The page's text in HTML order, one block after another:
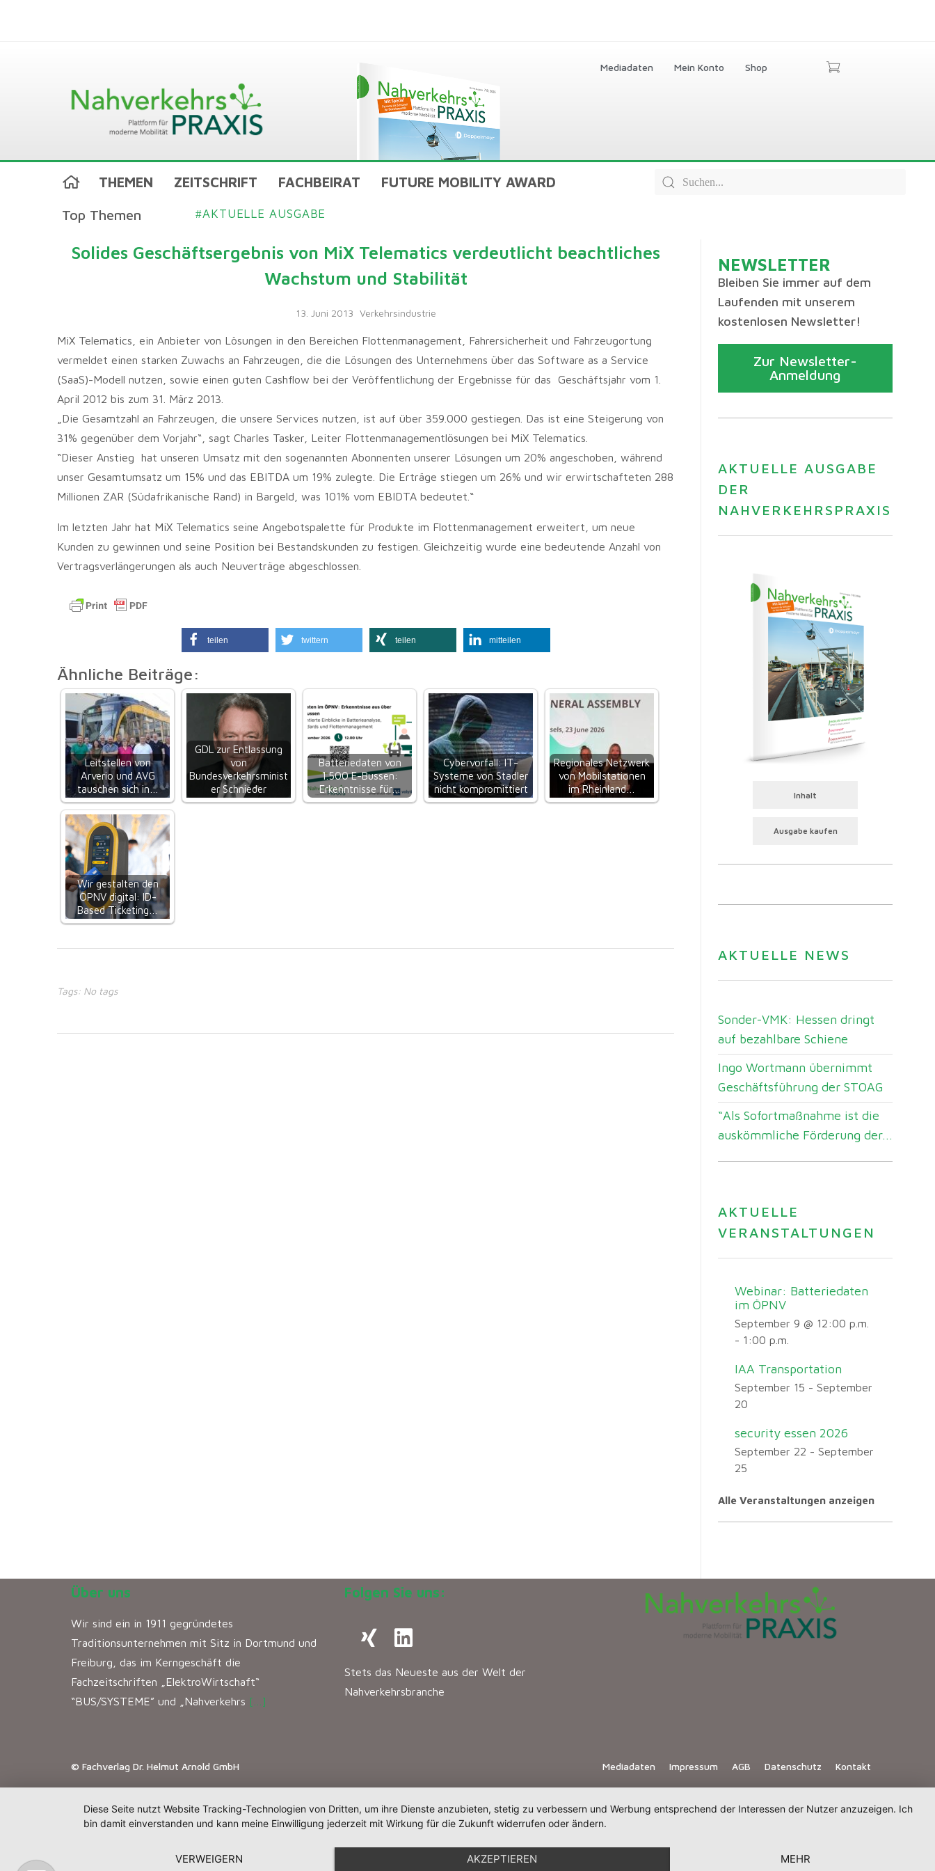
Mediadaten Mein Konto Shop
THEMEN ZEITSCHRIFT FACHBEIRAT FUTURE MOBILITY AWARD
Top Themen #AKTUELLE AUSGABE
Solides Geschäftsergebnis von MiX Telematics verdeutlicht beachtliches
Wachstum und Stabilität
13. Juni 2013 Verkehrsindustrie
MiX Telematics, ein Anbieter von Lösungen in den Bereichen Flottenmanagement, Fahrersicherheit und Fahrzeugortung
vermeldet einen starken Zuwachs an Fahrzeugen, die die Lösungen des Unternehmens über das Software as a Service
(SaaS)-Modell nutzen, sowie einen guten Cashflow bei der Veröffentlichung der Ergebnisse für das Geschäftsjahr vom 1.
April 2012 bis zum 31. März 2013.
„Die Gesamtzahl an Fahrzeugen, die unsere Services nutzen, ist auf über 359.000 gestiegen. Das ist eine Steigerung von
31% gegenüber dem Vorjahr“, sagt Charles Tasker, Leiter Flottenmanagementlösungen bei MiX Telematics.
“Dieser Anstieg hat unseren Umsatz mit den sogenannten Abonnenten unserer Lösungen um 20% angeschoben, während
unser Gesamtumsatz um 15% und das EBITDA um 19% zulegte. Die Erträge stiegen um 26% und wir erwirtschafteten 288
Millionen ZAR (Südafrikanische Rand) in Bargeld, was 101% vom EBIDTA bedeutet.“
Im letzten Jahr hat MiX Telematics seine Angebotspalette für Produkte im Flottenmanagement erweitert, um neue
Kunden zu gewinnen und seine Position bei Bestandskunden zu festigen. Gleichzeitig wurde eine bedeutende Anzahl von
Vertragsverlängerungen als auch Neuverträge abgeschlossen.
teilen twittern teilen mitteilen
Ähnliche Beiträge:
Leitstellen von
Arverio und AVG
tauschen sich in…
GDL zur Entlassung
von
Bundesverkehrsminist
er Schnieder
Batteriedaten von
1.500 E-Bussen:
Erkenntnisse für…
Cybervorfall: IT-
Systeme von Stadler
nicht kompromittiert
Regionales Netzwerk
von Mobilstationen
im Rheinland…
Wir gestalten den
ÖPNV digital: ID-
Based Ticketing…
Tags: No tags
NEWSLETTER
Bleiben Sie immer auf dem
Laufenden mit unserem
kostenlosen Newsletter!
Zur Newsletter-
Anmeldung
AKTUELLE AUSGABE
DER
NAHVERKEHRSPRAXIS
Inhalt
Ausgabe kaufen
AKTUELLE NEWS
Sonder-VMK: Hessen dringt
auf bezahlbare Schiene
Ingo Wortmann übernimmt
Geschäftsführung der STOAG
“Als Sofortmaßnahme ist die
auskömmliche Förderung der...
AKTUELLE
VERANSTALTUNGEN
Webinar: Batteriedaten
im ÖPNV
September 9 @ 12:00 p.m.
- 1:00 p.m.
IAA Transportation
September 15 - September
20
security essen 2026
September 22 - September
25
Alle Veranstaltungen anzeigen
Über uns
Wir sind ein in 1911 gegründetes
Traditionsunternehmen mit Sitz in Dortmund und
Freiburg, das im Kerngeschäft die
Fachzeitschriften „ElektroWirtschaft“
“BUS/SYSTEME” und „Nahverkehrs […]
Folgen Sie uns:
Stets das Neueste aus der Welt der
Nahverkehrsbranche
© Fachverlag Dr. Helmut Arnold GmbH Mediadaten Impressum AGB Datenschutz Kontakt
Diese Seite nutzt Website Tracking-Technologien von Dritten, um ihre Dienste anzubieten, stetig zu verbessern und Werbung entsprechend der Interessen der Nutzer anzuzeigen. Ich
bin damit einverstanden und kann meine Einwilligung jederzeit mit Wirkung für die Zukunft widerrufen oder ändern.
VERWEIGERN AKZEPTIEREN MEHR